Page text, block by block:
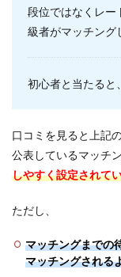
段位ではなくレー
級者がマッチング
初心者と当たると
口コミを見ると上記
公表しているマッチ
しやすく設定されて
ただし、
マッチングまでの
マッチングされる